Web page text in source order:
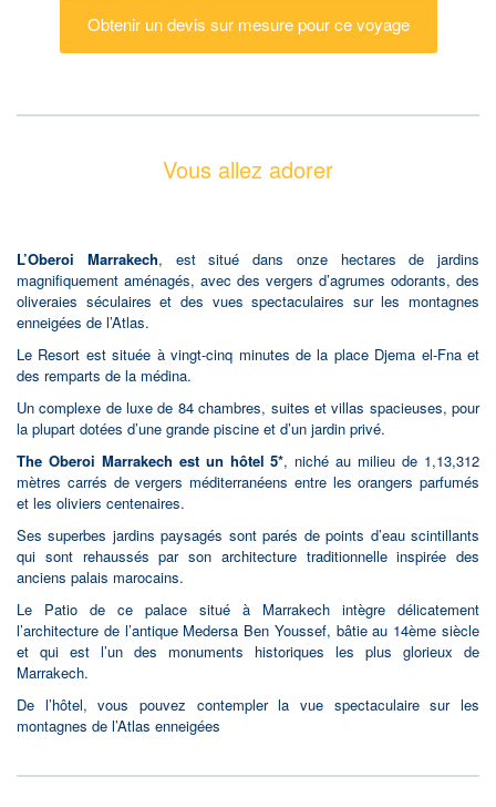
Obtenir un devis sur mesure pour ce voyage
Vous allez adorer
L’Oberoi Marrakech, est situé dans onze hectares de jardins
magnifiquement aménagés, avec des vergers d’agrumes odorants, des
oliveraies séculaires et des vues spectaculaires sur les montagnes
enneigées de l’Atlas.
Le Resort est située à vingt-cinq minutes de la place Djema el-Fna et
des remparts de la médina.
Un complexe de luxe de 84 chambres, suites et villas spacieuses, pour
la plupart dotées d’une grande piscine et d’un jardin privé.
The Oberoi Marrakech est un hôtel 5*, niché au milieu de 1,13,312
mètres carrés de vergers méditerranéens entre les orangers parfumés
et les oliviers centenaires.
Ses superbes jardins paysagés sont parés de points d’eau scintillants
qui sont rehaussés par son architecture traditionnelle inspirée des
anciens palais marocains.
Le Patio de ce palace situé à Marrakech intègre délicatement
l’architecture de l’antique Medersa Ben Youssef, bâtie au 14ème siècle
et qui est l’un des monuments historiques les plus glorieux de
Marrakech.
De l’hôtel, vous pouvez contempler la vue spectaculaire sur les
montagnes de l’Atlas enneigées